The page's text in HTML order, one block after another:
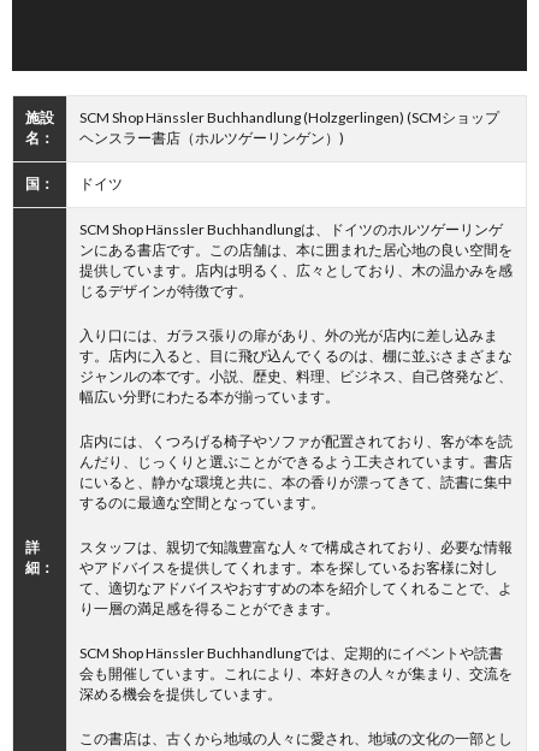
施設
名：
SCM Shop Hänssler Buchhandlung (Holzgerlingen) (SCMショップ
ヘンスラー書店（ホルツゲーリンゲン）)
国： ドイツ
詳
細：
SCM Shop Hänssler Buchhandlungは、ドイツのホルツゲーリンゲ
ンにある書店です。この店舗は、本に囲まれた居心地の良い空間を
提供しています。店内は明るく、広々としており、木の温かみを感
じるデザインが特徴です。
入り口には、ガラス張りの扉があり、外の光が店内に差し込みま
す。店内に入ると、目に飛び込んでくるのは、棚に並ぶさまざまな
ジャンルの本です。小説、歴史、料理、ビジネス、自己啓発など、
幅広い分野にわたる本が揃っています。
店内には、くつろげる椅子やソファが配置されており、客が本を読
んだり、じっくりと選ぶことができるよう工夫されています。書店
にいると、静かな環境と共に、本の香りが漂ってきて、読書に集中
するのに最適な空間となっています。
スタッフは、親切で知識豊富な人々で構成されており、必要な情報
やアドバイスを提供してくれます。本を探しているお客様に対し
て、適切なアドバイスやおすすめの本を紹介してくれることで、よ
り一層の満足感を得ることができます。
SCM Shop Hänssler Buchhandlungでは、定期的にイベントや読書
会も開催しています。これにより、本好きの人々が集まり、交流を
深める機会を提供しています。
この書店は、古くから地域の人々に愛され、地域の文化の一部とし